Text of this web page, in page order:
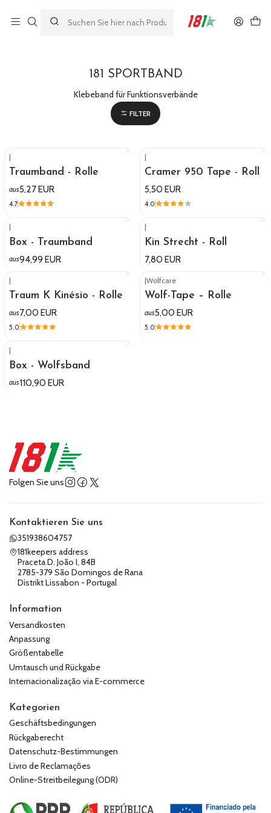
181 SPORTBAND
Klebeband für Funktionsverbände
FILTER
|
Traumband - Rolle
aus5,27 EUR
4.7
|
Cramer 950 Tape - Roll
5,50 EUR
4.0
|
Box - Traumband
aus94,99 EUR
|
Kin Strecht - Roll
7,80 EUR
|
Traum K Kinésio - Rolle
aus7,00 EUR
5.0
|Wolfcare
Wolf-Tape – Rolle
aus5,00 EUR
5.0
|
Box - Wolfsband
aus110,90 EUR
Folgen Sie uns
Kontaktieren Sie uns
351938604757
181keepers address
Praceta D. João I, 84B
2785-379 São Domingos de Rana
Distrikt Lissabon - Portugal
Information
Versandkosten
Anpassung
Größentabelle
Umtausch und Rückgabe
Internacionalização via E-commerce
Kategorien
Geschäftsbedingungen
Rückgaberecht
Datenschutz-Bestimmungen
Livro de Reclamações
Online-Streitbeilegung (ODR)